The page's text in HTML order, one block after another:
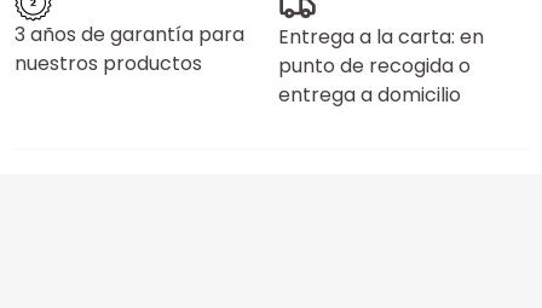
3 años de garantía para
nuestros productos
Entrega a la carta: en
punto de recogida o
entrega a domicilio